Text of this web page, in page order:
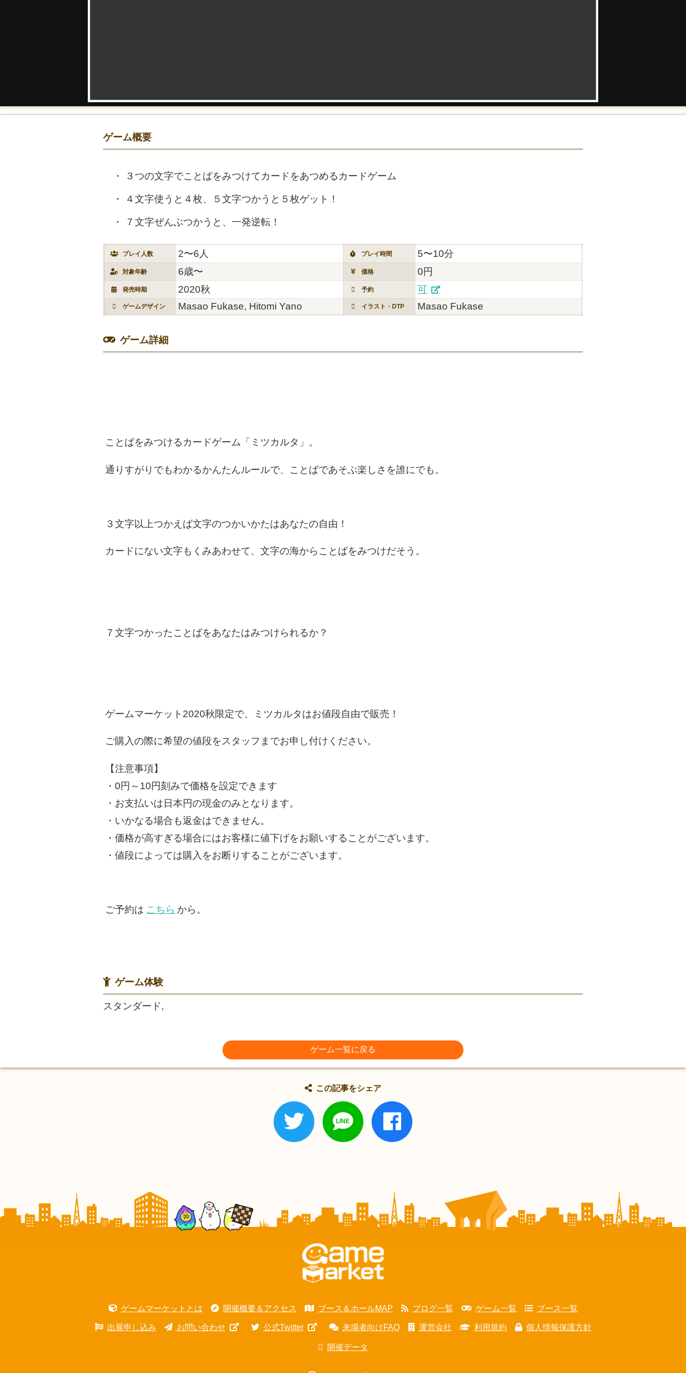
ゲーム概要
３つの文字でことばをみつけてカードをあつめるカードゲーム
４文字使うと４枚、５文字つかうと５枚ゲット！
７文字ぜんぶつかうと、一発逆転！
プレイ人数 2〜6人 プレイ時間 5〜10分
対象年齢 6歳〜 価格 0円
発売時期 2020秋 予約 可
ゲームデザイン Masao Fukase, Hitomi Yano イラスト・DTP Masao Fukase
ゲーム詳細
ことばをみつけるカードゲーム「ミツカルタ」。
通りすがりでもわかるかんたんルールで、ことばであそぶ楽しさを誰にでも。
３文字以上つかえば文字のつかいかたはあなたの自由！
カードにない文字もくみあわせて、文字の海からことばをみつけだそう。
７文字つかったことばをあなたはみつけられるか？
ゲームマーケット2020秋限定で、ミツカルタはお値段自由で販売！
ご購入の際に希望の値段をスタッフまでお申し付けください。
【注意事項】
・0円～10円刻みで価格を設定できます
・お支払いは日本円の現金のみとなります。
・いかなる場合も返金はできません。
・価格が高すぎる場合にはお客様に値下げをお願いすることがございます。
・値段によっては購入をお断りすることがございます。
ご予約は こちら から。
ゲーム体験
スタンダード,
ゲーム一覧に戻る
この記事をシェア
ゲームマーケットとは 開催概要＆アクセス ブース＆ホールMAP ブログ一覧 ゲーム一覧 ブース一覧
出展申し込み お問い合わせ 公式Twitter 来場者向けFAQ 運営会社 利用規約 個人情報保護方針
開催データ